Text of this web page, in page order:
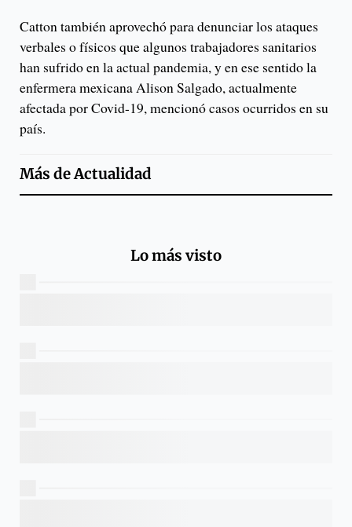
Catton también aprovechó para denunciar los ataques
verbales o físicos que algunos trabajadores sanitarios
han sufrido en la actual pandemia, y en ese sentido la
enfermera mexicana Alison Salgado, actualmente
afectada por Covid-19, mencionó casos ocurridos en su
país.
Más deActualidad
Lo más visto